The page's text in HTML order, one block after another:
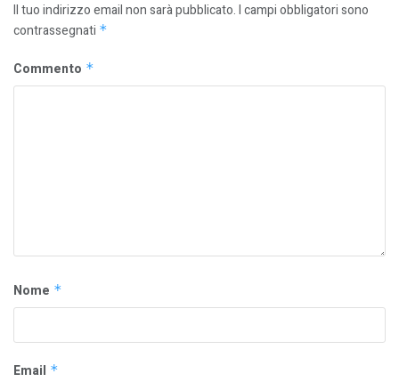
Il tuo indirizzo email non sarà pubblicato.I campi obbligatori sono
contrassegnati *
Commento *
Nome *
Email *